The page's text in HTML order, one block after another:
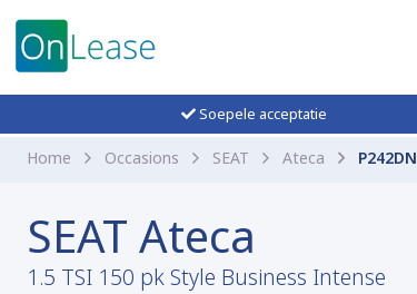
Soepele acceptatie
Home Occasions SEAT Ateca P242DN
SEAT Ateca
1.5 TSI 150 pk Style Business Intense